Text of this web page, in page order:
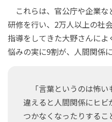
これらは、官公庁や企業な
研修を行い、2万人以上の社
指導をしてきた大野さんに
悩みの実に9割が、人間関係
「言葉というのは怖い
違えると人間関係にヒ
つかなくなったりするこ